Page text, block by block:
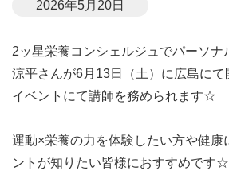
2026年5月20日
2ッ星栄養コンシェルジュでパーソナ
涼平さんが6月13日（土）に広島に
イベントにて講師を務められます☆
運動×栄養の力を体験したい方や健康
ントが知りたい皆様におすすめです☆